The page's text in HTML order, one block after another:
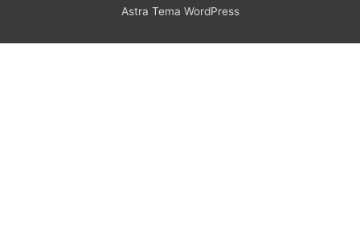
Astra Tema WordPress